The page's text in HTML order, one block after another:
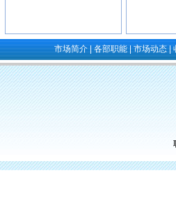
市场简介|各部职能|市场动态|